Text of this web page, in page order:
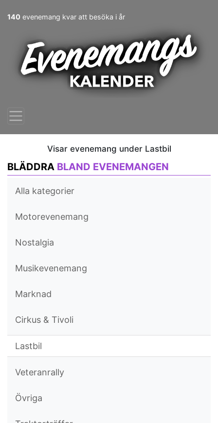
140 evenemang kvar att besöka i år
Visar evenemang under Lastbil
BLÄDDRA BLAND EVENEMANGEN
Alla kategorier
Motorevenemang
Nostalgia
Musikevenemang
Marknad
Cirkus & Tivoli
Lastbil
Veteranrally
Övriga